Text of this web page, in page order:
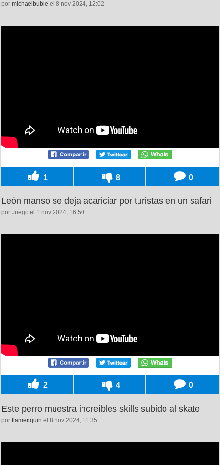
por michaelbuble el 8 nov 2024, 12:02
1 8 0
León manso se deja acariciar por turistas en un safari
por Juego el 1 nov 2024, 16:50
2 4 0
Este perro muestra increíbles skills subido al skate
por flamenquin el 8 nov 2024, 11:35